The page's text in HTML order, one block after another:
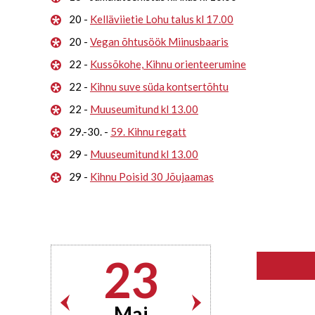
20 - Kelläviietie Lohu talus kl 17.00
20 - Vegan õhtusöök Miinusbaaris
22 - Kussõkohe, Kihnu orienteerumine
22 - Kihnu suve süda kontsertõhtu
22 - Muuseumitund kl 13.00
29.-30. - 59. Kihnu regatt
29 - Muuseumitund kl 13.00
29 - Kihnu Poisid 30 Jõujaamas
23